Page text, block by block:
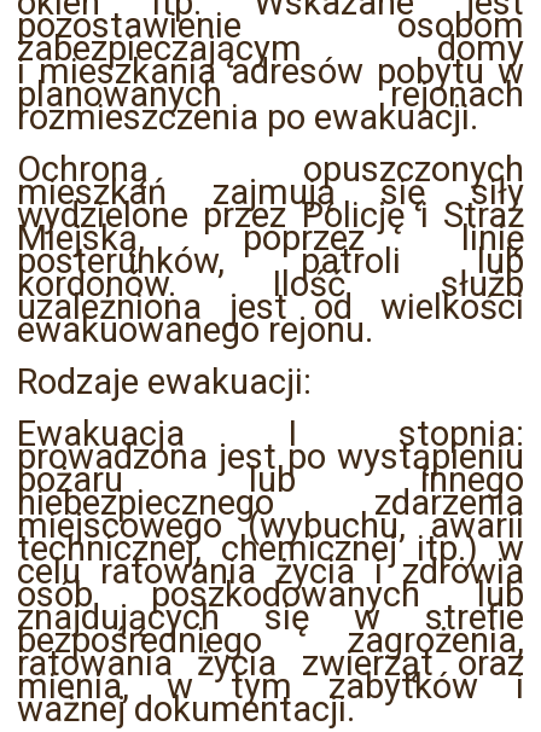
pozostawienie osobom
zabezpieczającym domy
i mieszkania adresów pobytu w
planowanych rejonach
rozmieszczenia po ewakuacji.
Ochroną opuszczonych
mieszkań zajmują się siły
wydzielone przez Policję i Straż
Miejską, poprzez linię
posterunków, patroli lub
kordonów. Ilość służb
uzależniona jest od wielkości
ewakuowanego rejonu.
Rodzaje ewakuacji:
Ewakuacja I stopnia:
prowadzona jest po wystąpieniu
pożaru lub innego
niebezpiecznego zdarzenia
miejscowego (wybuchu, awarii
technicznej, chemicznej itp.) w
celu ratowania życia i zdrowia
osób poszkodowanych lub
znajdujących się w strefie
bezpośredniego zagrożenia,
ratowania życia zwierząt oraz
mienia, w tym zabytków i
ważnej dokumentacji.